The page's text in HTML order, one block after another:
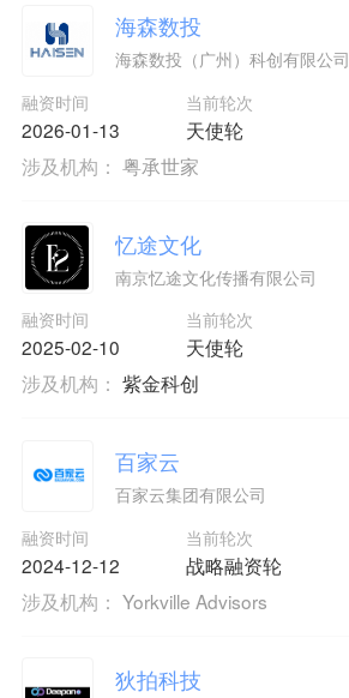
海森数投
海森数投（广州）科创有限公司
融资时间
2026-01-13
当前轮次
天使轮
涉及机构： 粤承世家
忆途文化
南京忆途文化传播有限公司
融资时间
2025-02-10
当前轮次
天使轮
涉及机构： 紫金科创
百家云
百家云集团有限公司
融资时间
2024-12-12
当前轮次
战略融资轮
涉及机构： Yorkville Advisors
狄拍科技